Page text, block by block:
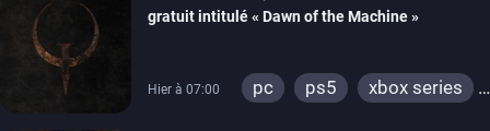
gratuit intitulé « Dawn of the Machine »
Hier à 07:00 pc ps5
xbox series